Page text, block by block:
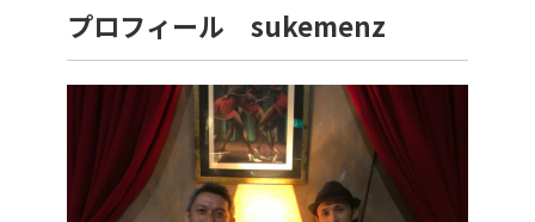
プロフィール sukemenz